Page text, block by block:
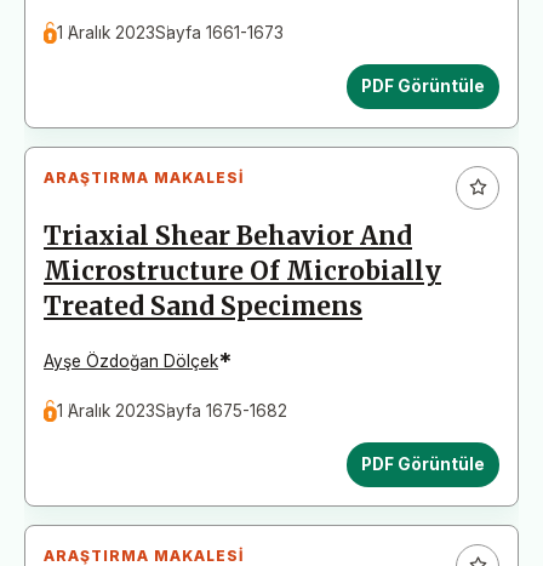
1 Aralık 2023Sayfa 1661-1673
PDF Görüntüle
ARAŞTIRMA MAKALESI
Triaxial Shear Behavior And
Microstructure Of Microbially
Treated Sand Specimens
Ayşe Özdoğan Dölçek*
1 Aralık 2023Sayfa 1675-1682
PDF Görüntüle
ARAŞTIRMA MAKALESI